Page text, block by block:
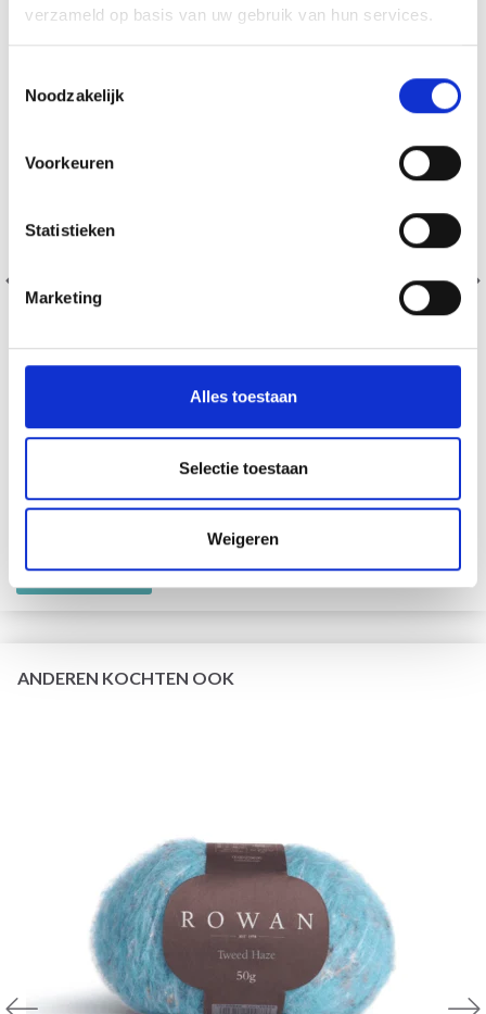
verzameld op basis van uw gebruik van hun services.
Noodzakelijk
Voorkeuren
Statistieken
Marketing
Alles toestaan
Selectie toestaan
Weigeren
DROPS KID SILK
75% Laine / 25% Nylon
EUR 3.55EUR 5.05
Aanbieding verloopt 31/08/2026
Bekijk alle opties
ANDEREN KOCHTEN OOK